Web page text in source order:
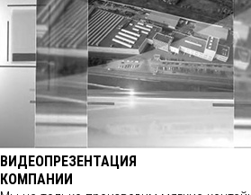
ВИДЕОПРЕЗЕНТАЦИЯ
КОМПАНИИ